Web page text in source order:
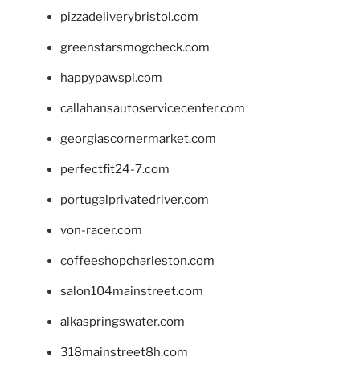
pizzadeliverybristol.com
greenstarsmogcheck.com
happypawspl.com
callahansautoservicecenter.com
georgiascornermarket.com
perfectfit24-7.com
portugalprivatedriver.com
von-racer.com
coffeeshopcharleston.com
salon104mainstreet.com
alkaspringswater.com
318mainstreet8h.com